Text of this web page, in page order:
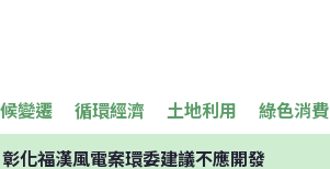
變遷 循環經濟 土地利用 綠色消費
化福漢風電案環委建議不應開發